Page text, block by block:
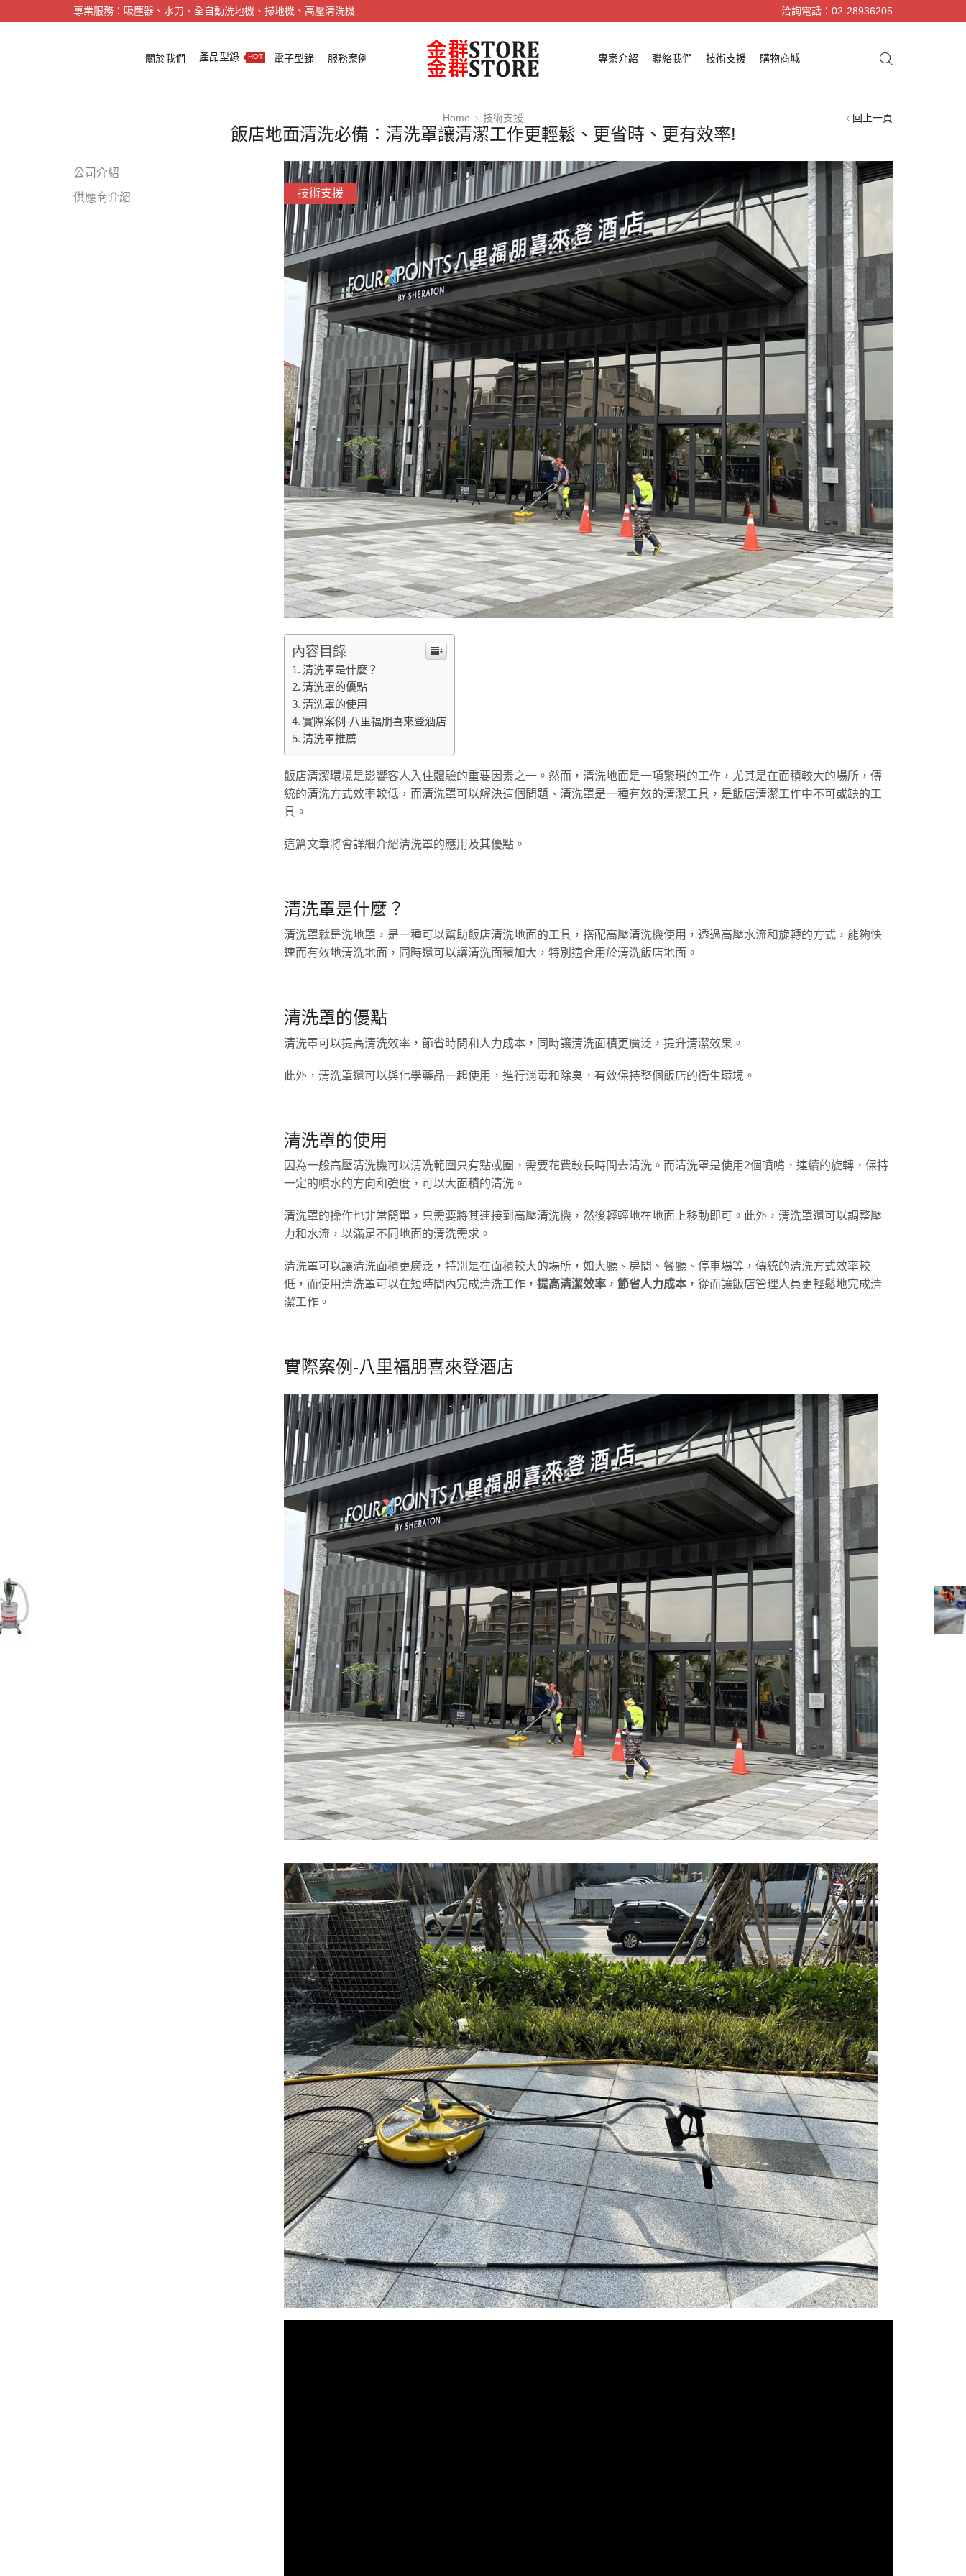
專業服務：吸塵器、水刀、全自動洗地機、掃地機、高壓清洗機 洽詢電話：02-28936205
關於我們 產品型錄 HOT 電子型錄 服務案例 專案介紹 聯絡我們 技術支援 購物商城
回上一頁
Home 技術支援
飯店地面清洗必備：清洗罩讓清潔工作更輕鬆、更省時、更有效率!
技術支援
內容目錄
清洗罩是什麼？
清洗罩的優點
清洗罩的使用
實際案例-八里福朋喜來登酒店
清洗罩推薦
飯店清潔環境是影響客人入住體驗的重要因素之一。然而，清洗地面是一項繁瑣的工作，尤其是在面積較大的場所，傳
統的清洗方式效率較低，而清洗罩可以解決這個問題、清洗罩是一種有效的清潔工具，是飯店清潔工作中不可或缺的工
具。
這篇文章將會詳細介紹清洗罩的應用及其優點。
清洗罩是什麼？
清洗罩就是洗地罩，是一種可以幫助飯店清洗地面的工具，搭配高壓清洗機使用，透過高壓水流和旋轉的方式，能夠快
速而有效地清洗地面，同時還可以讓清洗面積加大，特別適合用於清洗飯店地面。
清洗罩的優點
清洗罩可以提高清洗效率，節省時間和人力成本，同時讓清洗面積更廣泛，提升清潔效果。
此外，清洗罩還可以與化學藥品一起使用，進行消毒和除臭，有效保持整個飯店的衛生環境。
清洗罩的使用
因為一般高壓清洗機可以清洗範圍只有點或圈，需要花費較長時間去清洗。而清洗罩是使用2個噴嘴，連續的旋轉，保持
一定的噴水的方向和強度，可以大面積的清洗。
清洗罩的操作也非常簡單，只需要將其連接到高壓清洗機，然後輕輕地在地面上移動即可。此外，清洗罩還可以調整壓
力和水流，以滿足不同地面的清洗需求。
清洗罩可以讓清洗面積更廣泛，特別是在面積較大的場所，如大廳、房間、餐廳、停車場等，傳統的清洗方式效率較
低，而使用清洗罩可以在短時間內完成清洗工作， 提高清潔效率， 節省人力成本，從而讓飯店管理人員更輕鬆地完成清
潔工作。
實際案例-八里福朋喜來登酒店
公司介紹
供應商介紹